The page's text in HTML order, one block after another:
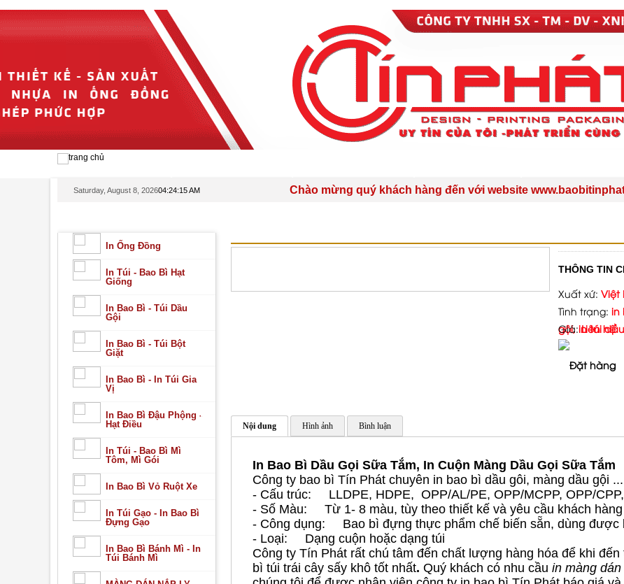
Saturday, August 8, 202604:24:15 AM Chào mừng quý khách hàng đến với website www.baobitinphat.com -
In Ống Đồng
In Túi - Bao Bì Hạt
Giống
In Bao Bì - Túi Dầu
Gội
In Bao Bì - Túi Bột
Giặt
In Bao Bì - In Túi Gia
Vị
In Bao Bì Đậu Phộng -
Hạt Điều
In Túi - Bao Bì Mì
Tôm, Mì Gói
In Bao Bì Vỏ Ruột Xe
In Túi Gạo - In Bao Bì
Đựng Gạo
In Bao Bì Bánh Mì - In
Túi Bánh Mì
THÔNG TIN
Xuất xứ: Việt
Tình trạng: in
gội, in túi
Giá:Liên hệ
Đặt hàng
Nội dung Hình ảnh Bình luận
In Bao Bì Dầu Gọi Sữa Tắm, In Cuộn Màng Dầu Gọi Sữa Tắm
Công ty bao bì Tín Phát chuyên in bao bì dầu gôi, màng dầu gội ...
- Cấu trúc: LLDPE, HDPE, OPP/AL/PE, OPP/MCPP, OPP/
- Số Màu: Từ 1- 8 màu, tùy theo thiết kế và yêu cầu khách hàng
- Công dụng: Bao bì đựng thực phẩm chế biến sẵn, dùng được
- Loại: Dạng cuộn hoặc dạng túi
Công ty Tín Phát rất chú tâm đến chất lượng hàng hóa để khi
bì túi trái cây sấy khô tốt nhất. Quý khách có nhu cầu in màng